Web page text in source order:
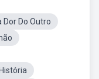
Dor Do Outro